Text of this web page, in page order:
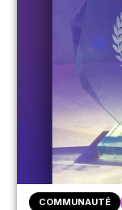
COMMUNAUTÉ